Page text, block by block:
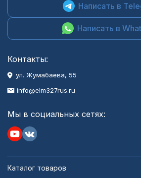
Написать в
Написать в
Контакты:
ул. Жумабаева, 55
info@elm327rus.ru
Мы в социальных сетях:
Каталог товаров